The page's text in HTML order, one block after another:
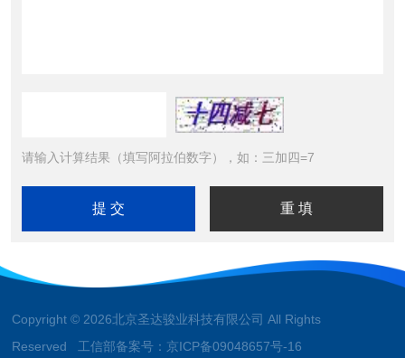
请输入计算结果（填写阿拉伯数字），如：三加四=7
Copyright © 2026北京圣达骏业科技有限公司 All Rights
Reserved 工信部备案号： 京ICP备09048657号-16